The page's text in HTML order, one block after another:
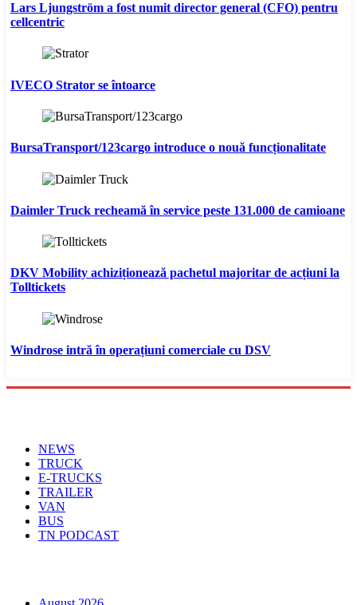
Lars Ljungström a fost numit director general (CFO) pentru
cellcentric
IVECO Strator se întoarce
BursaTransport/123cargo introduce o nouă funcționalitate
Daimler Truck recheamă în service peste 131.000 de camioane
DKV Mobility achiziționează pachetul majoritar de acțiuni la
Tolltickets
Windrose intră în operațiuni comerciale cu DSV
NEWS
TRUCK
E-TRUCKS
TRAILER
VAN
BUS
TN PODCAST